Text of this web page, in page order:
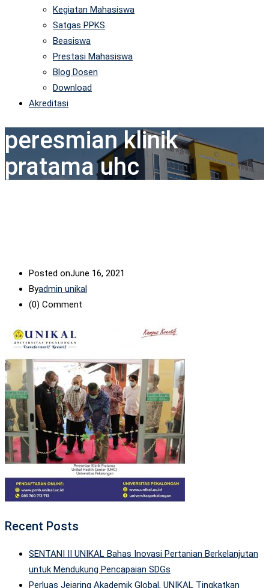
Kegiatan Mahasiswa
Satgas PPKS
Beasiswa
Prestasi Mahasiswa
Blog Dosen
Download
Akreditasi
peresmian klinik
pratama uhc
Posted onJune 16, 2021
Byadmin unikal
(0) Comment
Recent Posts
SENTANI II UNIKAL Bahas Inovasi Pertanian Berkelanjutan
untuk Mendukung Pencapaian SDGs
Perluas Jejaring Akademik Global, UNIKAL Tingkatkan